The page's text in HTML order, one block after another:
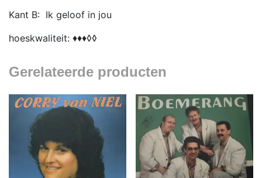
Kant B: Ik geloof in jou
hoeskwaliteit: ♦♦♦◊◊
Gerelateerde producten